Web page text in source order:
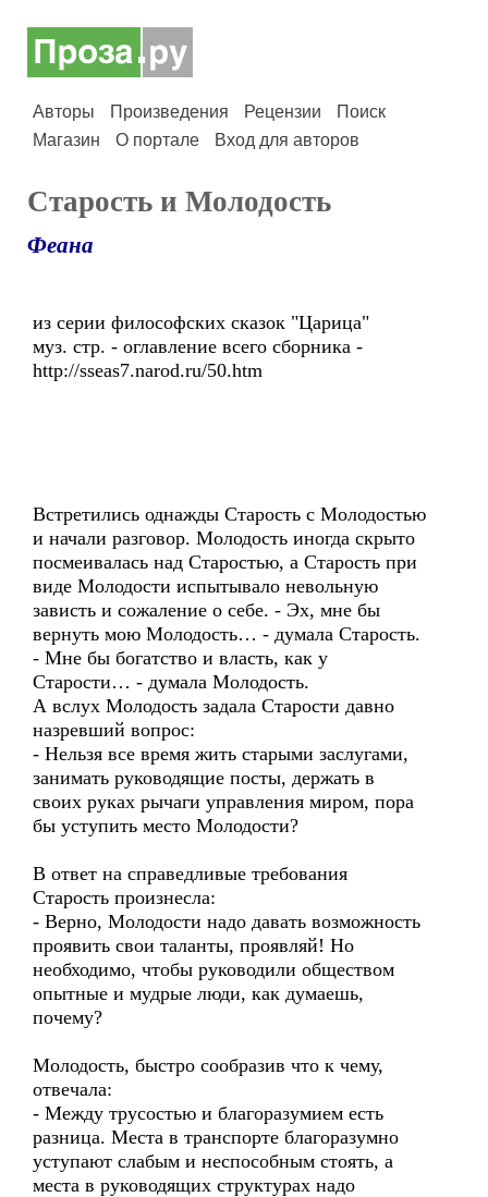
Авторы Произведения Рецензии
Поиск
Магазин
О портале Вход для авторов
Старость и Молодость
Феана
из серии философских сказок "Царица"
муз. стр. - оглавление всего сборника -
http://sseas7.narod.ru/50.htm
Встретились однажды Старость с Молодостью
и начали разговор. Молодость иногда скрыто
посмеивалась над Старостью, а Старость при
виде Молодости испытывало невольную
зависть и сожаление о себе. - Эх, мне бы
вернуть мою Молодость… - думала Старость.
- Мне бы богатство и власть, как у
Старости… - думала Молодость.
А вслух Молодость задала Старости давно
назревший вопрос:
- Нельзя все время жить старыми заслугами,
занимать руководящие посты, держать в
своих руках рычаги управления миром, пора
бы уступить место Молодости?
В ответ на справедливые требования
Старость произнесла:
- Верно, Молодости надо давать возможность
проявить свои таланты, проявляй! Но
необходимо, чтобы руководили обществом
опытные и мудрые люди, как думаешь,
почему?
Молодость, быстро сообразив что к чему,
отвечала:
- Между трусостью и благоразумием есть
разница. Места в транспорте благоразумно
уступают слабым и неспособным стоять, а
места в руководящих структурах надо